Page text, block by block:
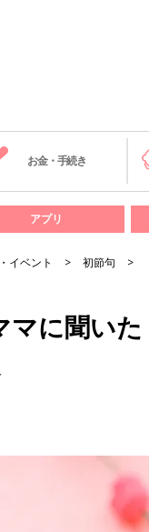
お金・手続き
アプリ
イベント 初節句
マに聞い